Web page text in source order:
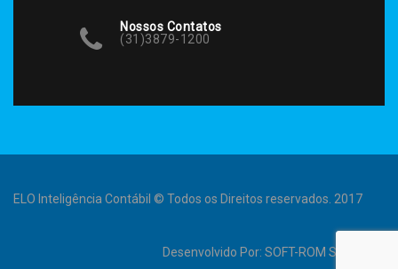
Nossos Contatos
(31)3879-1200
ELO Inteligência Contábil © Todos os Direitos reservados. 2017
Desenvolvido Por: SOFT-ROM Sistemas